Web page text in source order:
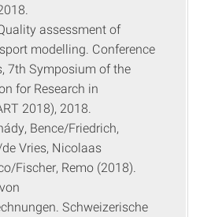
assessment of
modelling. Conference
7th Symposium of the
for Research in
2018), 2018.
Bence/Friedrich,
Vries, Nicolaas
Fischer, Remo (2018).
Schweizerische